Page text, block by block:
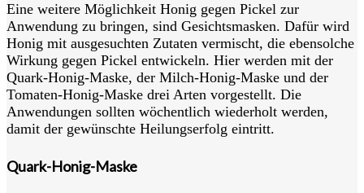
Eine weitere Möglichkeit Honig gegen Pickel zur
Anwendung zu bringen, sind Gesichtsmasken. Dafür wird
Honig mit ausgesuchten Zutaten vermischt, die ebensolche
Wirkung gegen Pickel entwickeln. Hier werden mit der
Quark-Honig-Maske, der Milch-Honig-Maske und der
Tomaten-Honig-Maske drei Arten vorgestellt. Die
Anwendungen sollten wöchentlich wiederholt werden,
damit der gewünschte Heilungserfolg eintritt.
Quark-Honig-Maske